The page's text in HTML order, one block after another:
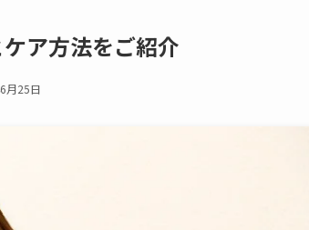
ア方法をご紹介
月25日